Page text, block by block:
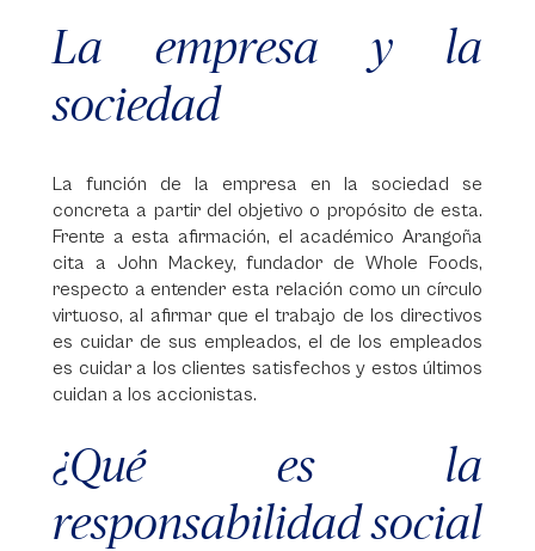
La empresa y la
sociedad
La función de la empresa en la sociedad se
concreta a partir del objetivo o propósito de esta.
Frente a esta afirmación, el académico Arangoña
cita a John Mackey, fundador de Whole Foods,
respecto a entender esta relación como un círculo
virtuoso, al afirmar que el trabajo de los directivos
es cuidar de sus empleados, el de los empleados
es cuidar a los clientes satisfechos y estos últimos
cuidan a los accionistas.
¿Qué es la
responsabilidad social